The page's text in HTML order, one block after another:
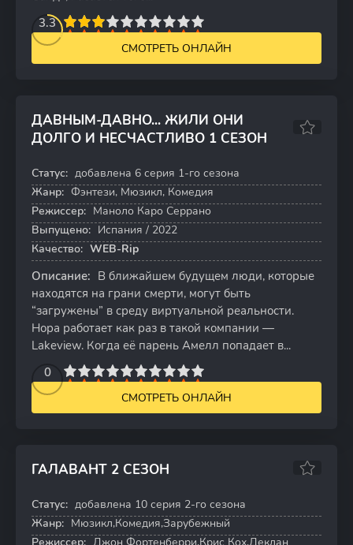
3.3
5 6 7 8 9 10
СМОТРЕТЬ ОНЛАЙН
ДАВНЫМ-ДАВНО... ЖИЛИ ОНИ
ДОЛГО И НЕСЧАСТЛИВО 1 СЕЗОН
6 серий
5.5
Статус: добавлена 6 серия 1-го сезона
Жанр: Фэнтези, Мюзикл, Комедия
Режиссер: Маноло Каро Серрано
Выпущено: Испания / 2022
Качество: WEB-Rip
Описание: В ближайшем будущем люди, которые
находятся на грани смерти, могут быть
“загружены” в среду виртуальной реальности.
Нора работает как раз в такой компании —
Lakeview. Когда её парень Амелл попадает в...
0
5 7 8 9 10
СМОТРЕТЬ ОНЛАЙН
ГАЛАВАНТ 2 СЕЗОН
10 серий
8.0 8.1
Статус: добавлена 10 серия 2-го сезона
Жанр: Мюзикл,Комедия,Зарубежный